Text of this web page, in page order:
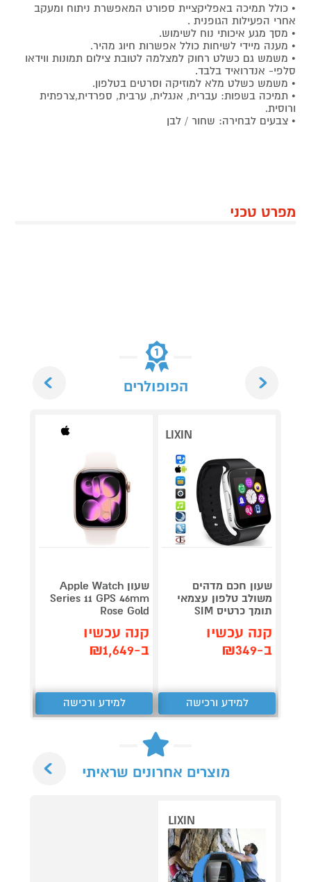
• כולל תמיכה באפליקציית ספורט המאפשרת ניתוח ומעקב
אחרי הפעילות הגופנית .
• מסך מגע איכותי נוח לשימוש.
• מענה מיידי לשיחות כולל אפשרות חיוג מהיר.
• משמש גם כשלט רחוק למצלמה לטובת צילום תמונות ווידאו
סלפי- אנדרואיד בלבד.
• משמש כשלט מלא למוזיקה וסרטים בטלפון.
• תמיכה בשפות: עברית, אנגלית, ערבית, ספרדית,צרפתית
ורוסית.
• צבעים לבחירה: שחור / לבן
מפרט טכני
הפופולרים
LIXIN
שעון חכם מדהים
משולב טלפון עצמאי
תומך כרטיס SIM
קנה עכשיו
ב-₪349
למידע ורכישה
שעון Apple Watch
Series 11 GPS 46mm
Rose Gold
קנה עכשיו
ב-₪1,649
למידע ורכישה
מוצרים אחרונים שראיתי
LIXIN